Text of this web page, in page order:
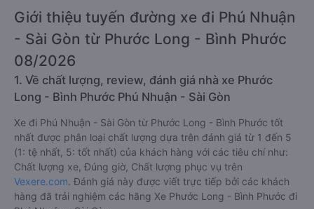
Giới thiệu tuyến đường xe đi Phú Nhuận
- Sài Gòn từ Phước Long - Bình Phước
08/2026
1. Về chất lượng, review, đánh giá nhà xe Phước
Long - Bình Phước Phú Nhuận - Sài Gòn
Xe đi Phú Nhuận - Sài Gòn từ Phước Long - Bình Phước tốt
nhất được phân loại chất lượng dựa trên đánh giá từ 1 đến 5
(1: tệ nhất, 5: tốt nhất) của khách hàng với các tiêu chí như:
Chất lượng xe, Đúng giờ, Chất lượng phục vụ trên
Vexere.com. Đánh giá này được viết trực tiếp bởi các khách
hàng đã trải nghiệm các hãng Xe Phước Long - Bình Phước đi